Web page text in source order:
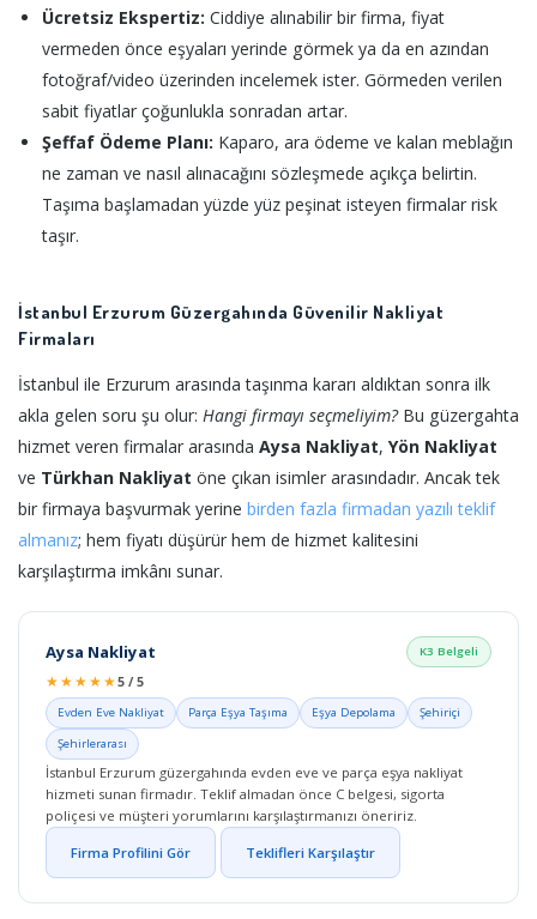
Ücretsiz Ekspertiz: Ciddiye alınabilir bir firma, fiyat
vermeden önce eşyaları yerinde görmek ya da en azından
fotoğraf/video üzerinden incelemek ister. Görmeden verilen
sabit fiyatlar çoğunlukla sonradan artar.
Şeffaf Ödeme Planı: Kaparo, ara ödeme ve kalan meblağın
ne zaman ve nasıl alınacağını sözleşmede açıkça belirtin.
Taşıma başlamadan yüzde yüz peşinat isteyen firmalar risk
taşır.
İstanbul Erzurum Güzergahında Güvenilir Nakliyat
Firmaları
İstanbul ile Erzurum arasında taşınma kararı aldıktan sonra ilk
akla gelen soru şu olur: Hangi firmayı seçmeliyim?Bu güzergahta
hizmet veren firmalar arasında Aysa Nakliyat, Yön Nakliyat
ve Türkhan Nakliyat öne çıkan isimler arasındadır. Ancak tek
bir firmaya başvurmak yerine birden fazla firmadan yazılı teklif
almanız; hem fiyatı düşürür hem de hizmet kalitesini
karşılaştırma imkânı sunar.
Aysa Nakliyat K3 Belgeli
★★★★★5 / 5
Evden Eve Nakliyat Parça Eşya Taşıma Eşya Depolama
Şehiriçi
Şehirlerarası
İstanbul Erzurum güzergahında evden eve ve parça eşya nakliyat
hizmeti sunan firmadır. Teklif almadan önce C belgesi, sigorta
poliçesi ve müşteri yorumlarını karşılaştırmanızı öneririz.
Firma Profilini Gör Teklifleri Karşılaştır